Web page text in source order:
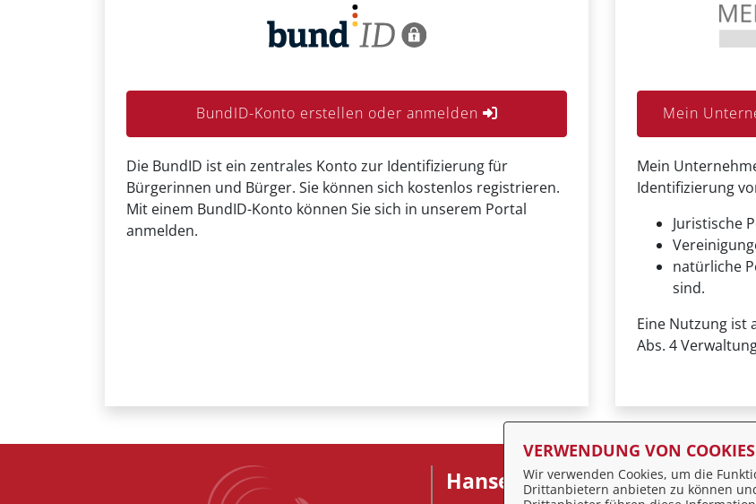
BundID-Konto erstellen oder anmelden
Die BundID ist ein zentrales Konto zur Identifizierung für
Bürgerinnen und Bürger. Sie können sich kostenlos registrieren.
Mit einem BundID-Konto können Sie sich in unserem Portal
anmelden.
Mein
Mein
Identifizierung
Juristische
natürliche
sind.
Eine Nutzung ist
Abs. 4
Hansestadt Stralsund
VERWENDUNG VON COOKIES
Wir verwenden Cookies, um die
Drittanbietern anbieten zu können